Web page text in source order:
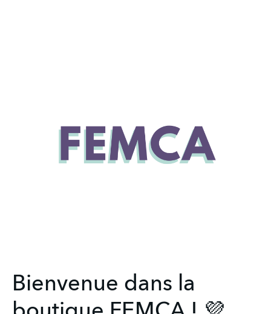
Bienvenue dans la